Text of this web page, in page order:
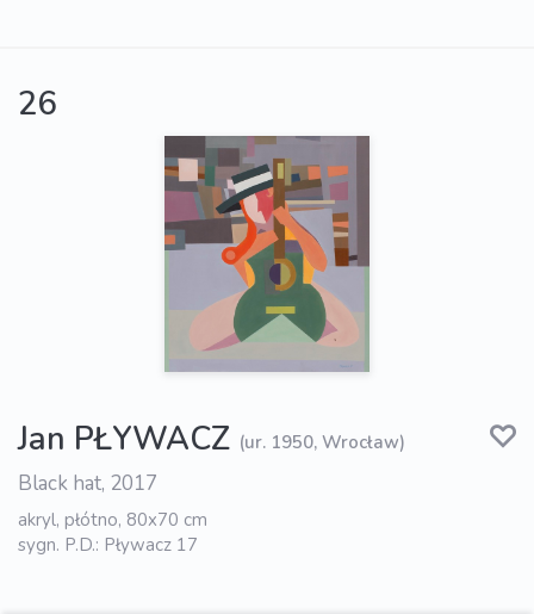
26
Jan PŁYWACZ (ur. 1950, Wrocław)
Black hat, 2017
akryl, płótno, 80x70 cm
sygn. P.D.: Pływacz 17